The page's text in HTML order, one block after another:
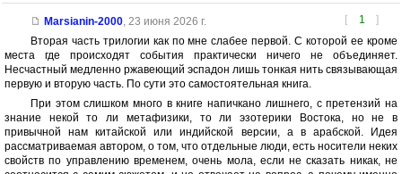
[ 1 ]
Marsianin-2000, 23 июня 2026 г.
Вторая часть трилогии как по мне слабее первой. С которой ее кроме
места где происходят события практически ничего не объединяет.
Несчастный медленно ржавеющий эспадон лишь тонкая нить связывающая
первую и вторую часть. По сути это самостоятельная книга.
При этом слишком много в книге напичкано лишнего, с претензий на
знание некой то ли метафизики, то ли эзотерики Востока, но не в
привычной нам китайской или индийской версии, а в арабской. Идея
рассматриваемая автором, о том, что отдельные люди, есть носители неких
свойств по управлению временем, очень мола, если не сказать никак, не